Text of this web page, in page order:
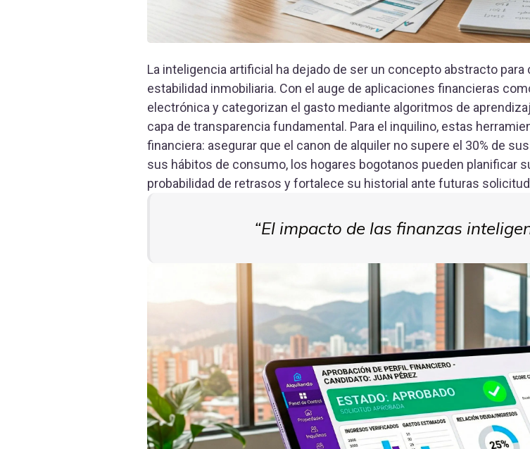
La inteligencia artificial ha dejado de ser un concepto abstracto
estabilidad inmobiliaria. Con el auge de aplicaciones financieras
electrónica y categorizan el gasto mediante algoritmos de
capa de transparencia fundamental. Para el inquilino, estas
financiera: asegurar que el canon de alquiler no supere el 30% de
sus hábitos de consumo, los hogares bogotanos pueden planificar
probabilidad de retrasos y fortalece su historial ante futuras
El impacto de las finanzas